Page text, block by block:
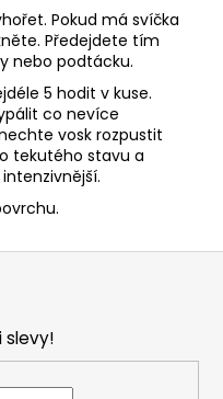
Pokud má svíčka
Předejdete tím
nebo podtácku.
5 hodit v kuse.
co nevíce
vosk rozpustit
tekutého stavu a
slevy!